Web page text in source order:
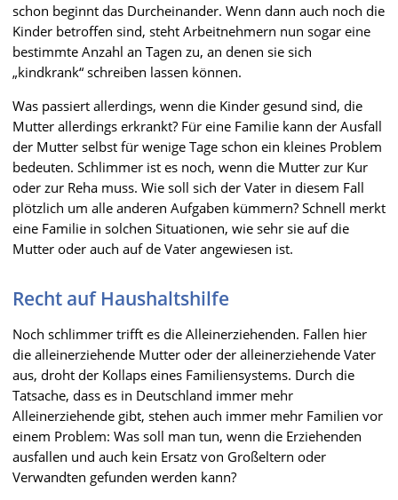
schon beginnt das Durcheinander. Wenn dann auch noch die
Kinder betroffen sind, steht Arbeitnehmern nun sogar eine
bestimmte Anzahl an Tagen zu, an denen sie sich
„kindkrank“ schreiben lassen können.
Was passiert allerdings, wenn die Kinder gesund sind, die
Mutter allerdings erkrankt? Für eine Familie kann der Ausfall
der Mutter selbst für wenige Tage schon ein kleines Problem
bedeuten. Schlimmer ist es noch, wenn die Mutter zur Kur
oder zur Reha muss. Wie soll sich der Vater in diesem Fall
plötzlich um alle anderen Aufgaben kümmern? Schnell merkt
eine Familie in solchen Situationen, wie sehr sie auf die
Mutter oder auch auf de Vater angewiesen ist.
Recht auf Haushaltshilfe
Noch schlimmer trifft es die Alleinerziehenden. Fallen hier
die alleinerziehende Mutter oder der alleinerziehende Vater
aus, droht der Kollaps eines Familiensystems. Durch die
Tatsache, dass es in Deutschland immer mehr
Alleinerziehende gibt, stehen auch immer mehr Familien vor
einem Problem: Was soll man tun, wenn die Erziehenden
ausfallen und auch kein Ersatz von Großeltern oder
Verwandten gefunden werden kann?